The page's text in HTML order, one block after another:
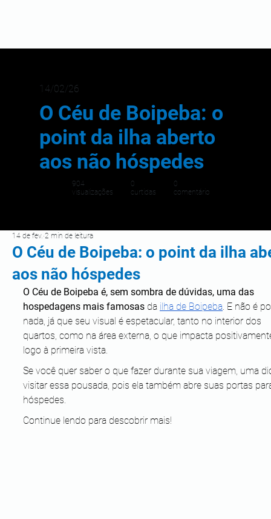
904
visualizações
0
curtidas
0
comentário
O Céu de Boipeba: o
point da ilha aberto
aos não hóspedes
14/02/26
O Céu de Boipeba: o point da ilha
aos não hóspedes
14 de fev. 2 min de leitura
O Céu de Boipeba é, sem sombra de dúvidas, uma das
hospedagens mais famosas da ilha de Boipeba. E não é
nada, já que seu visual é espetacular, tanto no interior dos
quartos, como na área externa, o que impacta
logo à primeira vista.
Se você quer saber o que fazer durante sua viagem, uma
visitar essa pousada, pois ela também abre suas portas
hóspedes.
Continue lendo para descobrir mais!